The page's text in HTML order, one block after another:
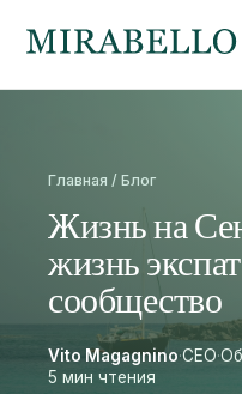
Главная / Блог
Жизнь на
жизнь
сообщество
Vito Magagnino·CEO·
5 мин чтения